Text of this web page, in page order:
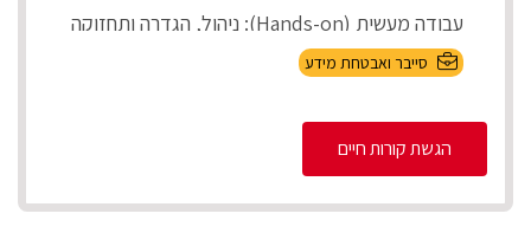
עבודה מעשית (Hands-on): ניהול, הגדרה ותחזוקה
ובענן).
Incident Respons...
סייבר ואבטחת מידע
הגשת קורות חיים